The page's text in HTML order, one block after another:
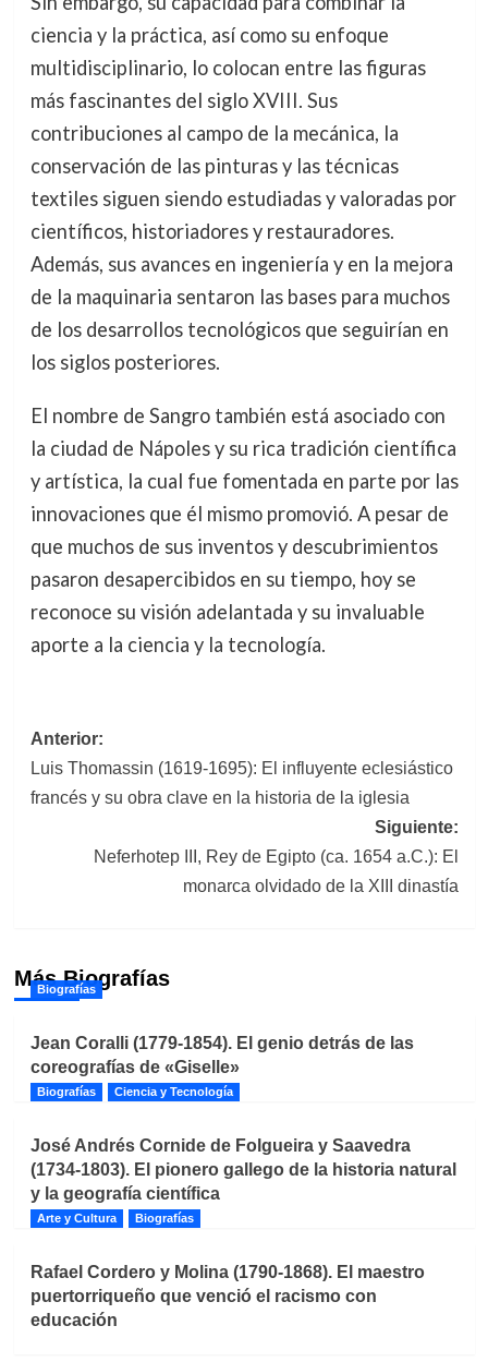
ciencia y la práctica, así como su enfoque
multidisciplinario, lo colocan entre las figuras
más fascinantes del siglo XVIII. Sus
contribuciones al campo de la mecánica, la
conservación de las pinturas y las técnicas
textiles siguen siendo estudiadas y valoradas por
científicos, historiadores y restauradores.
Además, sus avances en ingeniería y en la mejora
de la maquinaria sentaron las bases para muchos
de los desarrollos tecnológicos que seguirían en
los siglos posteriores.
El nombre de Sangro también está asociado con
la ciudad de Nápoles y su rica tradición científica
y artística, la cual fue fomentada en parte por las
innovaciones que él mismo promovió. A pesar de
que muchos de sus inventos y descubrimientos
pasaron desapercibidos en su tiempo, hoy se
reconoce su visión adelantada y su invaluable
aporte a la ciencia y la tecnología.
Navegación
de
entradas
Anterior:
Luis Thomassin (1619-1695): El influyente eclesiástico
francés y su obra clave en la historia de la iglesia
Siguiente:
Neferhotep III, Rey de Egipto (ca. 1654 a.C.): El
monarca olvidado de la XIII dinastía
Más Biografías
Biografías
Jean Coralli (1779-1854). El genio detrás de las
coreografías de «Giselle»
Biografías Ciencia y Tecnología
José Andrés Cornide de Folgueira y Saavedra
(1734-1803). El pionero gallego de la historia natural
y la geografía científica
Arte y Cultura Biografías
Rafael Cordero y Molina (1790-1868). El maestro
puertorriqueño que venció el racismo con
educación